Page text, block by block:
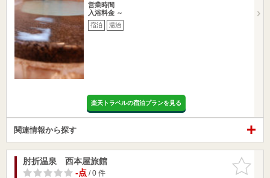
営業時間
入浴料金 ～
宿泊 湯治
楽天トラベルの宿泊プランを見る
関連情報から探す
お気に入
りに追加
肘折温泉 西本屋旅館
-点/ 0 件